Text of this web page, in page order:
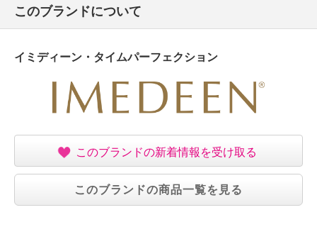
このブランドについて
イミディーン・タイムパーフェクション
このブランドの新着情報を受け取る
このブランドの商品一覧を見る